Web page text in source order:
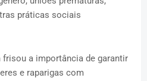
práticas sociais
a importância de garantir
e raparigas com